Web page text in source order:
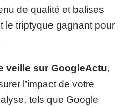
de qualité et balises
le triptyque gagnant pour
veille sur GoogleActu,
l’impact de votre
tels que Google